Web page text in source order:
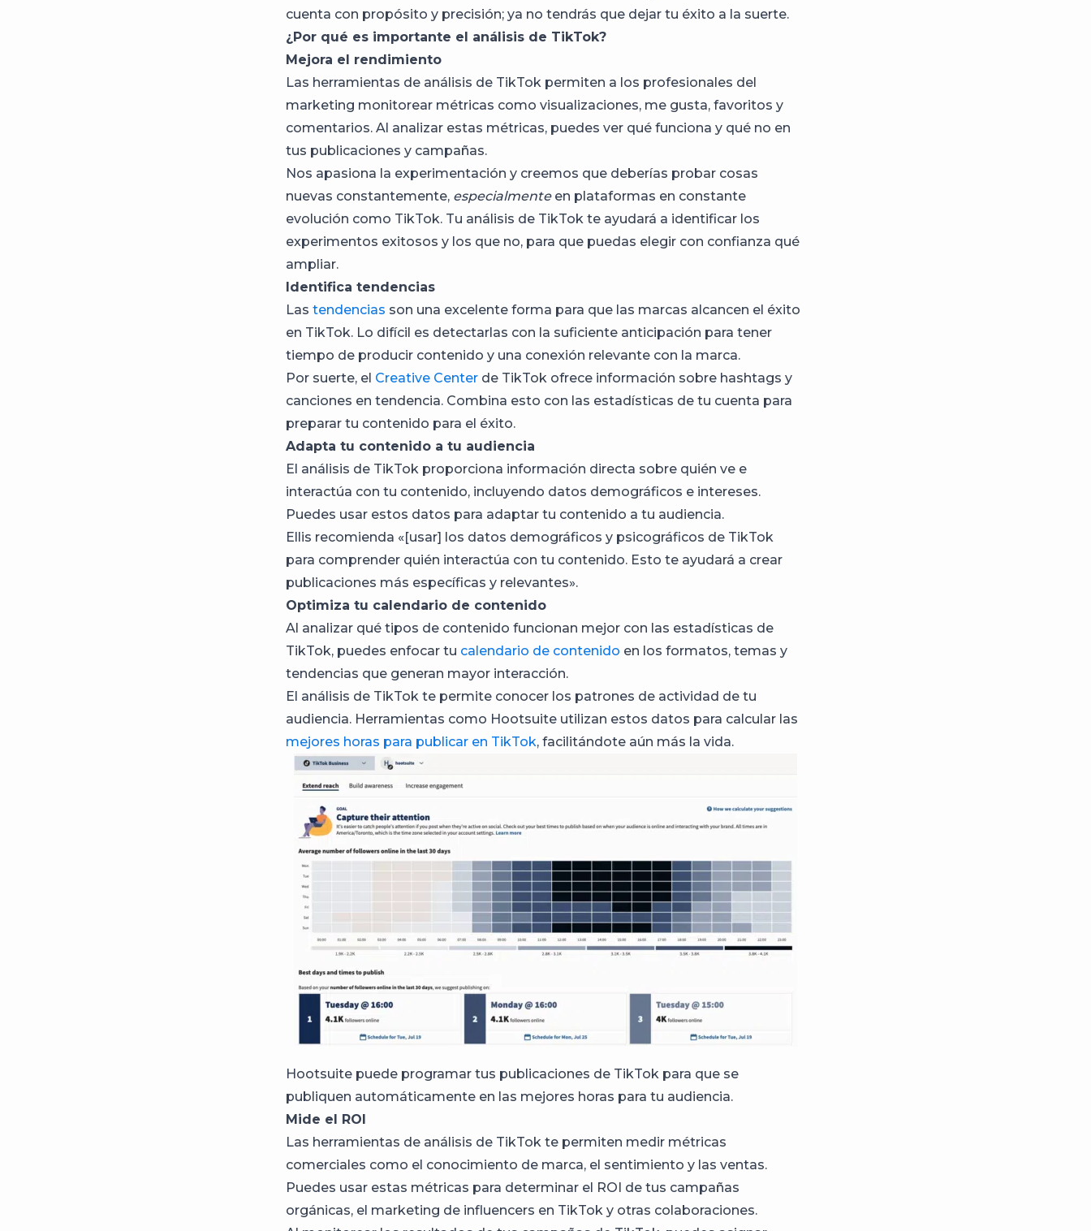
cuenta con propósito y precisión; ya no tendrás que dejar tu éxito a la suerte.
¿Por qué es importante el análisis de TikTok?
Mejora el rendimiento
Las herramientas de análisis de TikTok permiten a los profesionales del
marketing monitorear métricas como visualizaciones, me gusta, favoritos y
comentarios. Al analizar estas métricas, puedes ver qué funciona y qué no en
tus publicaciones y campañas.
Nos apasiona la experimentación y creemos que deberías probar cosas
nuevas constantemente, especialmenteen plataformas en constante
evolución como TikTok. Tu análisis de TikTok te ayudará a identificar los
experimentos exitosos y los que no, para que puedas elegir con confianza qué
ampliar.
Identifica tendencias
Las tendencias son una excelente forma para que las marcas alcancen el éxito
en TikTok. Lo difícil es detectarlas con la suficiente anticipación para tener
tiempo de producir contenido y una conexión relevante con la marca.
Por suerte, el Creative Center de TikTok ofrece información sobre hashtags y
canciones en tendencia. Combina esto con las estadísticas de tu cuenta para
preparar tu contenido para el éxito.
Adapta tu contenido a tu audiencia
El análisis de TikTok proporciona información directa sobre quién ve e
interactúa con tu contenido, incluyendo datos demográficos e intereses.
Puedes usar estos datos para adaptar tu contenido a tu audiencia.
Ellis recomienda «[usar] los datos demográficos y psicográficos de TikTok
para comprender quién interactúa con tu contenido. Esto te ayudará a crear
publicaciones más específicas y relevantes».
Optimiza tu calendario de contenido
Al analizar qué tipos de contenido funcionan mejor con las estadísticas de
TikTok, puedes enfocar tu calendario de contenido en los formatos, temas y
tendencias que generan mayor interacción.
El análisis de TikTok te permite conocer los patrones de actividad de tu
audiencia. Herramientas como Hootsuite utilizan estos datos para calcular las
mejores horas para publicar en TikTok, facilitándote aún más la vida.
Hootsuite puede programar tus publicaciones de TikTok para que se
publiquen automáticamente en las mejores horas para tu audiencia.
Mide el ROI
Las herramientas de análisis de TikTok te permiten medir métricas
comerciales como el conocimiento de marca, el sentimiento y las ventas.
Puedes usar estas métricas para determinar el ROI de tus campañas
orgánicas, el marketing de influencers en TikTok y otras colaboraciones.